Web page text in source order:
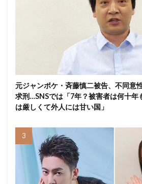
元ジャンポケ・斉藤慎二被告、不同意
求刑…SNSでは「7年？被害者は何十年
は厳しくて外人には甘い国」